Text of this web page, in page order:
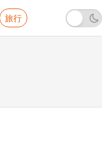
旅行